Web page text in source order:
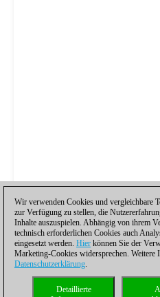
Wir verwenden Cookies und vergleichbare
zur Verfügung zu stellen, die
Inhalte auszuspielen. Abhängig von ihrem
technisch erforderlichen Cookies auch
eingesetzt werden. Hier können Sie der
Marketing-Cookies widersprechen. Weitere
Datenschutzerklärung.
Detaillierte